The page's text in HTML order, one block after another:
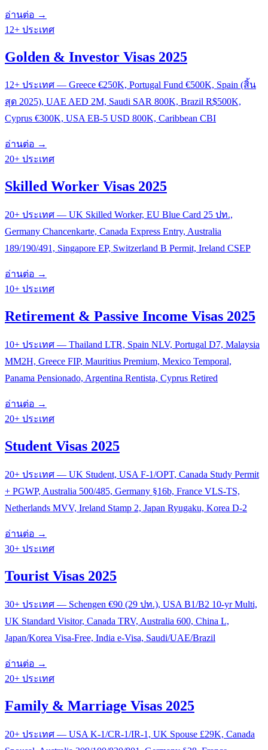
อ่านต่อ →
12+ ประเทศ
Golden & Investor Visas 2025
12+ ประเทศ — Greece €250K, Portugal Fund €500K, Spain (สิ้น
สุด 2025), UAE AED 2M, Saudi SAR 800K, Brazil R$500K,
Cyprus €300K, USA EB-5 USD 800K, Caribbean CBI
อ่านต่อ →
20+ ประเทศ
Skilled Worker Visas 2025
20+ ประเทศ — UK Skilled Worker, EU Blue Card 25 ปท.,
Germany Chancenkarte, Canada Express Entry, Australia
189/190/491, Singapore EP, Switzerland B Permit, Ireland CSEP
อ่านต่อ →
10+ ประเทศ
Retirement & Passive Income Visas 2025
10+ ประเทศ — Thailand LTR, Spain NLV, Portugal D7, Malaysia
MM2H, Greece FIP, Mauritius Premium, Mexico Temporal,
Panama Pensionado, Argentina Rentista, Cyprus Retired
อ่านต่อ →
20+ ประเทศ
Student Visas 2025
20+ ประเทศ — UK Student, USA F-1/OPT, Canada Study Permit
+ PGWP, Australia 500/485, Germany §16b, France VLS-TS,
Netherlands MVV, Ireland Stamp 2, Japan Ryugaku, Korea D-2
อ่านต่อ →
30+ ประเทศ
Tourist Visas 2025
30+ ประเทศ — Schengen €90 (29 ปท.), USA B1/B2 10-yr Multi,
UK Standard Visitor, Canada TRV, Australia 600, China L,
Japan/Korea Visa-Free, India e-Visa, Saudi/UAE/Brazil
อ่านต่อ →
20+ ประเทศ
Family & Marriage Visas 2025
20+ ประเทศ — USA K-1/CR-1/IR-1, UK Spouse £29K, Canada